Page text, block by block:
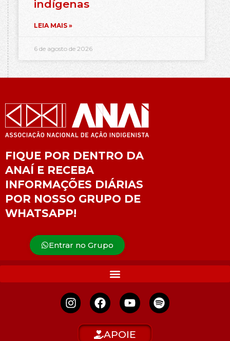
indígenas
LEIA MAIS »
6 de agosto de 2026
FIQUE POR DENTRO DA
ANAÍ E RECEBA
INFORMAÇÕES DIÁRIAS
POR NOSSO GRUPO DE
WHATSAPP!
Entrar no Grupo
APOIE